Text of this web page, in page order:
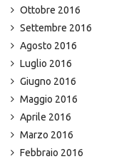
Ottobre 2016
Settembre 2016
Agosto 2016
Luglio 2016
Giugno 2016
Maggio 2016
Aprile 2016
Marzo 2016
Febbraio 2016